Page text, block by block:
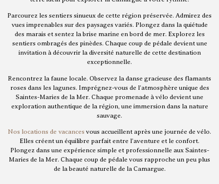
Parcourez les sentiers sinueux de cette région préservée. Admirez des
vues imprenables sur des paysages variés. Plongez dans la quiétude
des marais et sentez la brise marine en bord de mer. Explorez les
sentiers ombragés des pinèdes. Chaque coup de pédale devient une
invitation à découvrir la diversité naturelle de cette destination
exceptionnelle.
Rencontrez la faune locale. Observez la danse gracieuse des flamants
roses dans les lagunes. Imprégnez-vous de l’atmosphère unique des
Saintes-Maries de la Mer. Chaque promenade à vélo devient une
exploration authentique de la région, une immersion dans la nature
sauvage.
Nos locations de vacances vous accueillent après une journée de vélo.
Elles créent un équilibre parfait entre l’aventure et le confort.
Plongez dans une expérience simple et professionnelle aux Saintes-
Maries de la Mer. Chaque coup de pédale vous rapproche un peu plus
de la beauté naturelle de la Camargue.